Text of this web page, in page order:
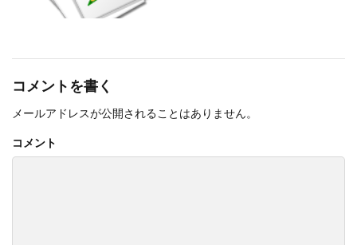
コメントを書く
メールアドレスが公開されることはありません。
コメント